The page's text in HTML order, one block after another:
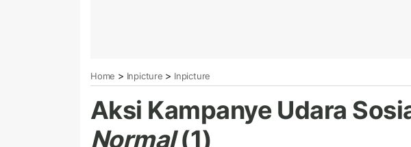
Home > Inpicture > Inpicture
Aksi Kampanye Udara
Normal(1)